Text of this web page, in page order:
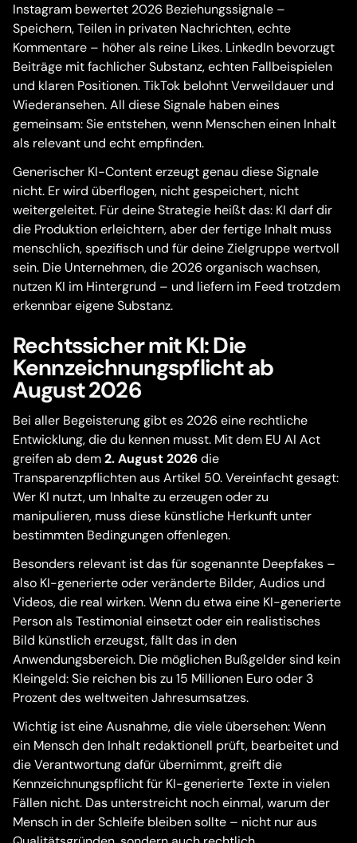
Instagram bewertet 2026 Beziehungssignale –
Speichern, Teilen in privaten Nachrichten, echte
Kommentare – höher als reine Likes. LinkedIn bevorzugt
Beiträge mit fachlicher Substanz, echten Fallbeispielen
und klaren Positionen. TikTok belohnt Verweildauer und
Wiederansehen. All diese Signale haben eines
gemeinsam: Sie entstehen, wenn Menschen einen Inhalt
als relevant und echt empfinden.
Generischer KI-Content erzeugt genau diese Signale
nicht. Er wird überflogen, nicht gespeichert, nicht
weitergeleitet. Für deine Strategie heißt das: KI darf dir
die Produktion erleichtern, aber der fertige Inhalt muss
menschlich, spezifisch und für deine Zielgruppe wertvoll
sein. Die Unternehmen, die 2026 organisch wachsen,
nutzen KI im Hintergrund – und liefern im Feed trotzdem
erkennbar eigene Substanz.
Rechtssicher mit KI: Die
Kennzeichnungspflicht ab
August 2026
Bei aller Begeisterung gibt es 2026 eine rechtliche
Entwicklung, die du kennen musst. Mit dem EU AI Act
greifen ab dem2. August 2026die
Transparenzpflichten aus Artikel 50. Vereinfacht gesagt:
Wer KI nutzt, um Inhalte zu erzeugen oder zu
manipulieren, muss diese künstliche Herkunft unter
bestimmten Bedingungen offenlegen.
Besonders relevant ist das für sogenannte Deepfakes –
also KI-generierte oder veränderte Bilder, Audios und
Videos, die real wirken. Wenn du etwa eine KI-generierte
Person als Testimonial einsetzt oder ein realistisches
Bild künstlich erzeugst, fällt das in den
Anwendungsbereich. Die möglichen Bußgelder sind kein
Kleingeld: Sie reichen bis zu 15 Millionen Euro oder 3
Prozent des weltweiten Jahresumsatzes.
Wichtig ist eine Ausnahme, die viele übersehen: Wenn
ein Mensch den Inhalt redaktionell prüft, bearbeitet und
die Verantwortung dafür übernimmt, greift die
Kennzeichnungspflicht für KI-generierte Texte in vielen
Fällen nicht. Das unterstreicht noch einmal, warum der
Mensch in der Schleife bleiben sollte – nicht nur aus